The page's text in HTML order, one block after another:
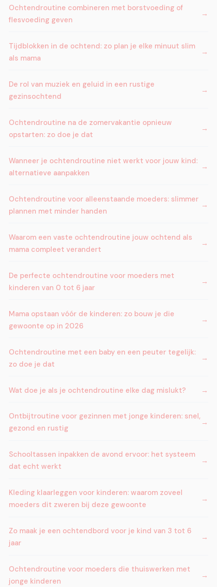
Ochtendroutine combineren met borstvoeding of
flesvoeding geven
Tijdblokken in de ochtend: zo plan je elke minuut slim
als mama
De rol van muziek en geluid in een rustige
gezinsochtend
Ochtendroutine na de zomervakantie opnieuw
opstarten: zo doe je dat
Wanneer je ochtendroutine niet werkt voor jouw kind:
alternatieve aanpakken
Ochtendroutine voor alleenstaande moeders: slimmer
plannen met minder handen
Waarom een vaste ochtendroutine jouw ochtend als
mama compleet verandert
De perfecte ochtendroutine voor moeders met
kinderen van 0 tot 6 jaar
Mama opstaan vóór de kinderen: zo bouw je die
gewoonte op in 2026
Ochtendroutine met een baby en een peuter tegelijk:
zo doe je dat
Wat doe je als je ochtendroutine elke dag mislukt?
Ontbijtroutine voor gezinnen met jonge kinderen: snel,
gezond en rustig
Schooltassen inpakken de avond ervoor: het systeem
dat echt werkt
Kleding klaarleggen voor kinderen: waarom zoveel
moeders dit zweren bij deze gewoonte
Zo maak je een ochtendbord voor je kind van 3 tot 6
jaar
Ochtendroutine voor moeders die thuiswerken met
jonge kinderen